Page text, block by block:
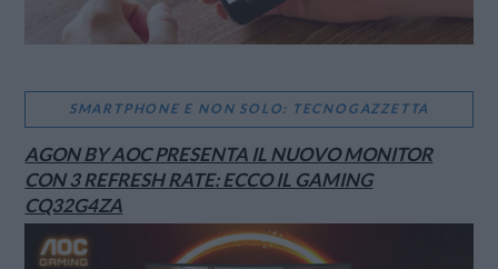
SMARTPHONE E NON SOLO: TECNOGAZZETTA
AGON BY AOC PRESENTA IL NUOVO MONITOR
CON 3 REFRESH RATE: ECCO IL GAMING
CQ32G4ZA